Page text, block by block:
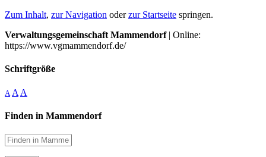
Zum Inhalt, zur Navigation oderzur Startseite springen.
Verwaltungsgemeinschaft Mammendorf| Online:
https://www.vgmammendorf.de/
Schriftgröße
A A A
Finden in Mammendorf